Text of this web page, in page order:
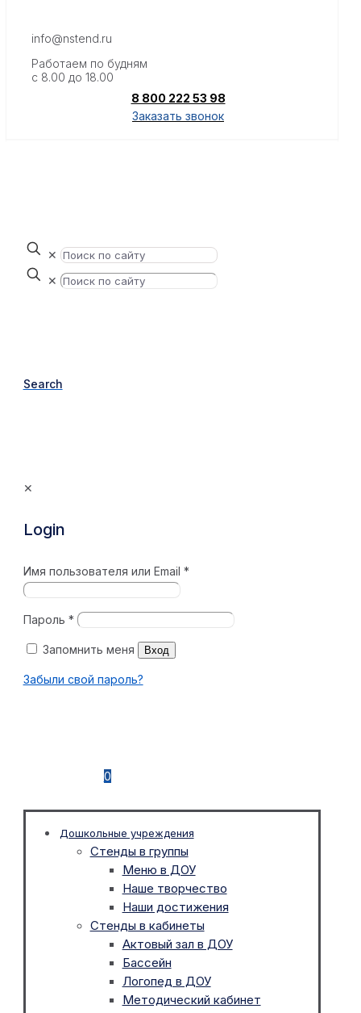
info@nstend.ru
Работаем по будням
с 8.00 до 18.00
8 800 222 53 98
Заказать звонок
✕
✕
Search
✕
Login
Имя пользователя или Email *
Пароль *
Запомнить меня Вход
Забыли свой пароль?
0
Дошкольные учреждения
Стенды в группы
Меню в ДОУ
Наше творчество
Наши достижения
Стенды в кабинеты
Актовый зал в ДОУ
Бассейн
Логопед в ДОУ
Методический кабинет